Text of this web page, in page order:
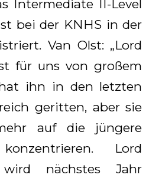
Intermediate II-Level
bei der KNHS in der
Van Olst: „Lord
für uns von großem
ihn in den letzten
geritten, aber sie
auf die jüngere
Lord
wird nächstes Jahr